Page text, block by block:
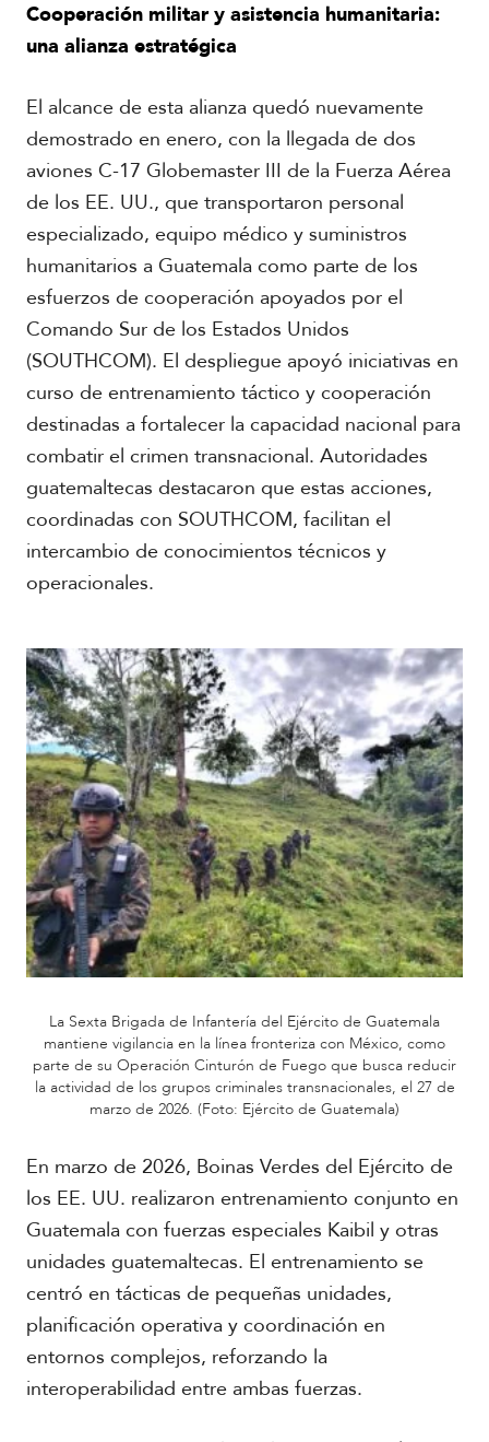
o
t
a
j
e
e
s
e
c
F
o
o
Cooperación militar y asistencia humanitaria:
una alianza estratégica
El alcance de esta alianza quedó nuevamente
demostrado en enero, con la llegada de dos
aviones C-17 Globemaster III de la Fuerza Aérea
de los EE. UU., que transportaron personal
especializado, equipo médico y suministros
humanitarios a Guatemala como parte de los
esfuerzos de cooperación apoyados por el
Comando Sur de los Estados Unidos
(SOUTHCOM). El despliegue apoyó iniciativas en
curso de entrenamiento táctico y cooperación
destinadas a fortalecer la capacidad nacional para
combatir el crimen transnacional. Autoridades
guatemaltecas destacaron que estas acciones,
coordinadas con SOUTHCOM, facilitan el
intercambio de conocimientos técnicos y
operacionales.
La Sexta Brigada de Infantería del Ejército de Guatemala
mantiene vigilancia en la línea fronteriza con México, como
parte de su Operación Cinturón de Fuego que busca reducir
la actividad de los grupos criminales transnacionales, el 27 de
marzo de 2026. (Foto: Ejército de Guatemala)
En marzo de 2026, Boinas Verdes del Ejército de
los EE. UU. realizaron entrenamiento conjunto en
Guatemala con fuerzas especiales Kaibil y otras
unidades guatemaltecas. El entrenamiento se
centró en tácticas de pequeñas unidades,
planificación operativa y coordinación en
entornos complejos, reforzando la
interoperabilidad entre ambas fuerzas.